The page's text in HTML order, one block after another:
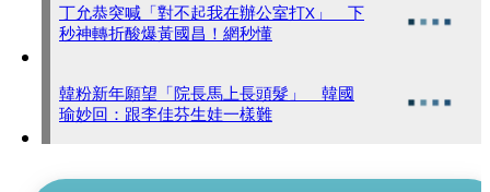
丁允恭突喊「對不起我在辦公室打X」 下
秒神轉折酸爆黃國昌！網秒懂
韓粉新年願望「院長馬上長頭髮」 韓國
瑜妙回：跟李佳芬生娃一樣難